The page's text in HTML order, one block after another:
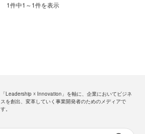
1件中1～1件を表示
「Leadership ☓ Innovation」を軸に、企業においてビジネ
スを創出、変革していく事業開発者のためのメディアで
す。